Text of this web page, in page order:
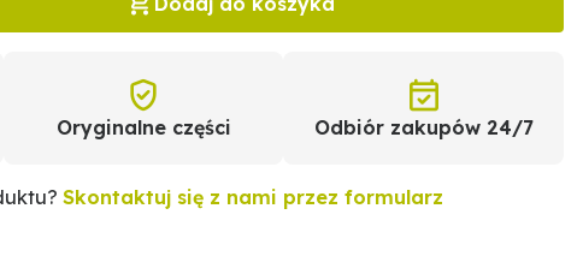
Oryginalne części Odbiór zakupów 24/7
Skontaktuj się z nami przez formularz